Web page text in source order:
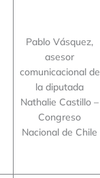
Pablo Vásquez,
asesor
comunicacional de
la diputada
Nathalie Castillo –
Congreso
Nacional de Chile